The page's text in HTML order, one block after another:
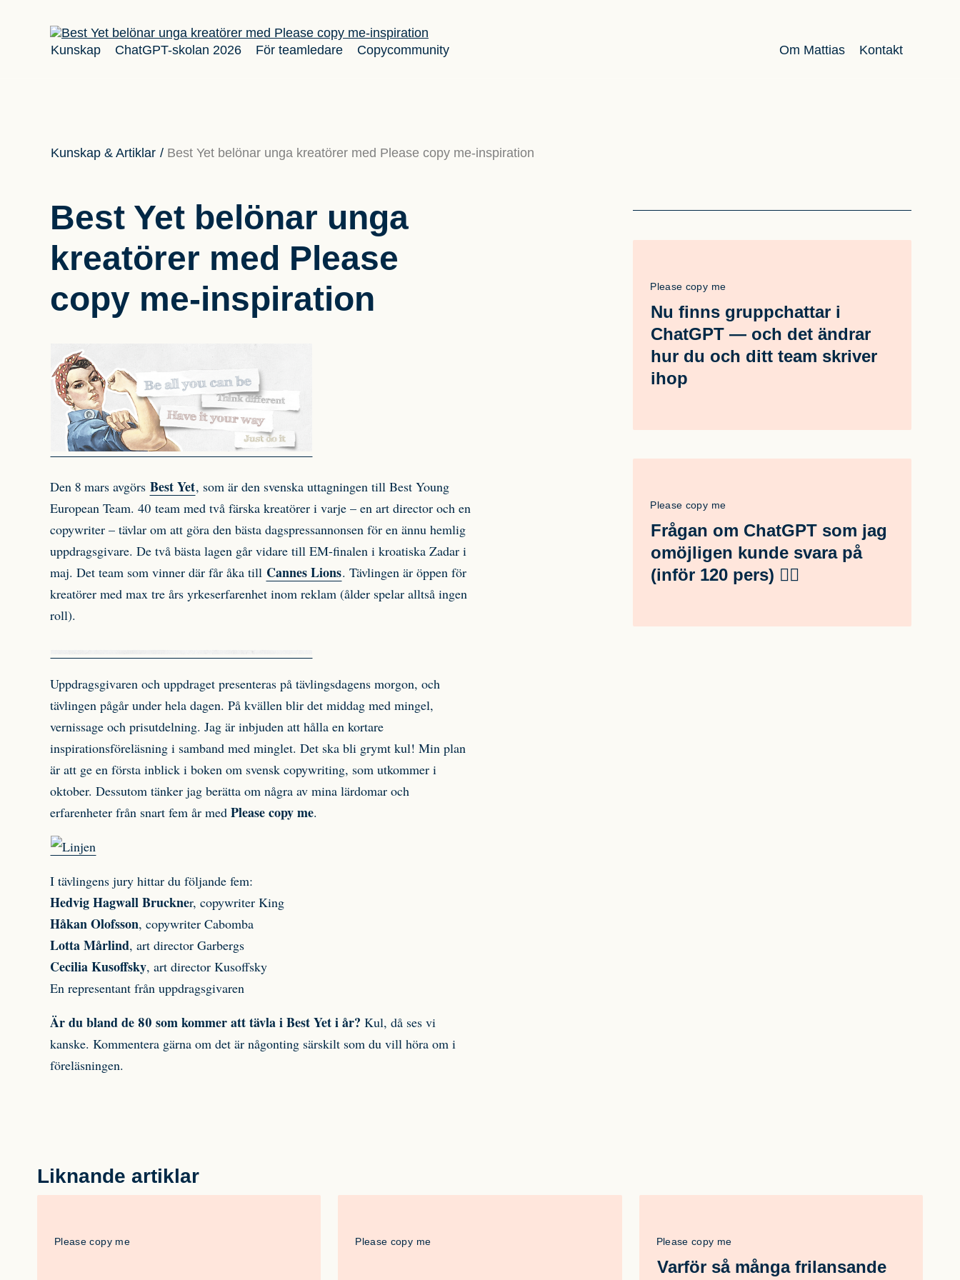
Kunskap ChatGPT-skolan 2026 För teamledare Copycommunity Om Mattias Kontakt
Kunskap & Artiklar / Best Yet belönar unga kreatörer med Please copy me-inspiration
Best Yet belönar unga
kreatörer med Please
copy me-inspiration
Den 8 mars avgörs Best Yet, som är den svenska uttagningen till Best Young
European Team. 40 team med två färska kreatörer i varje – en art director och en
copywriter – tävlar om att göra den bästa dagspressannonsen för en ännu hemlig
uppdragsgivare. De två bästa lagen går vidare till EM-finalen i kroatiska Zadar i
maj. Det team som vinner där får åka till Cannes Lions. Tävlingen är öppen för
kreatörer med max tre års yrkeserfarenhet inom reklam (ålder spelar alltså ingen
roll).
Uppdragsgivaren och uppdraget presenteras på tävlingsdagens morgon, och
tävlingen pågår under hela dagen. På kvällen blir det middag med mingel,
vernissage och prisutdelning. Jag är inbjuden att hålla en kortare
inspirationsföreläsning i samband med minglet. Det ska bli grymt kul! Min plan
är att ge en första inblick i boken om svensk copywriting, som utkommer i
oktober. Dessutom tänker jag berätta om några av mina lärdomar och
erfarenheter från snart fem år med Please copy me.
I tävlingens jury hittar du följande fem:
Hedvig Hagwall Bruckner, copywriter King
Håkan Olofsson, copywriter Cabomba
Lotta Mårlind, art director Garbergs
Cecilia Kusoffsky, art director Kusoffsky
En representant från uppdragsgivaren
Är du bland de 80 som kommer att tävla i Best Yet i år? Kul, då ses vi
kanske. Kommentera gärna om det är någonting särskilt som du vill höra om i
föreläsningen.
Please copy me
Nu finns gruppchattar i
ChatGPT — och det ändrar
hur du och ditt team skriver
ihop
Please copy me
Frågan om ChatGPT som jag
omöjligen kunde svara på
(inför 120 pers) 🤦‍♂️
Liknande artiklar
Please copy me Please copy me Please copy me
Varför så många frilansande